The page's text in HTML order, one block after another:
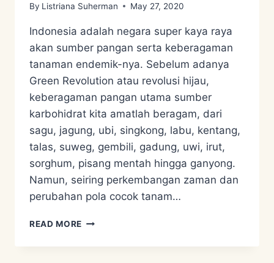
By Listriana Suherman May 27, 2020
Indonesia adalah negara super kaya raya
akan sumber pangan serta keberagaman
tanaman endemik-nya. Sebelum adanya
Green Revolution atau revolusi hijau,
keberagaman pangan utama sumber
karbohidrat kita amatlah beragam, dari
sagu, jagung, ubi, singkong, labu, kentang,
talas, suweg, gembili, gadung, uwi, irut,
sorghum, pisang mentah hingga ganyong.
Namun, seiring perkembangan zaman dan
perubahan pola cocok tanam…
READ MORE USE
VALUE